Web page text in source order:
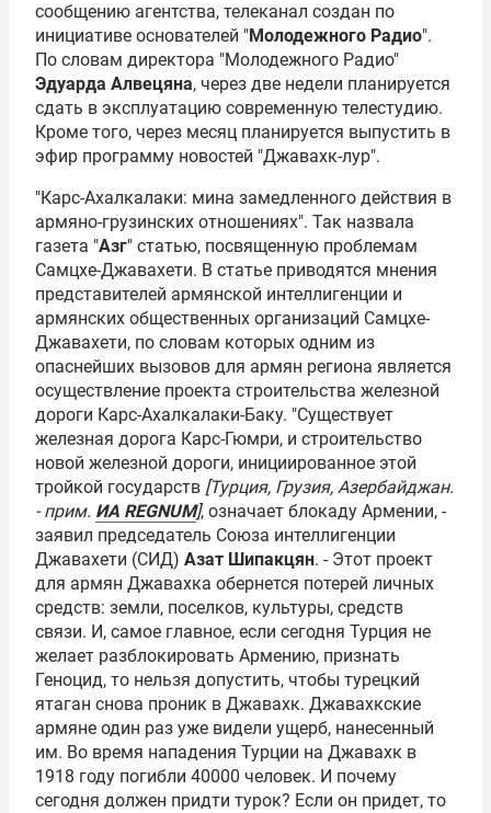
сообщению агентства, телеканал создан по
инициативе основателей "Молодежного Радио".
По словам директора "Молодежного Радио"
Эдуарда Алвецяна, через две недели планируется
сдать в эксплуатацию современную телестудию.
Кроме того, через месяц планируется выпустить в
эфир программу новостей "Джавахк-лур".
"Карс-Ахалкалаки: мина замедленного действия в
армяно-грузинских отношениях". Так назвала
газета "Азг" статью, посвященную проблемам
Самцхе-Джавахети. В статье приводятся мнения
представителей армянской интеллигенции и
армянских общественных организаций Самцхе-
Джавахети, по словам которых одним из
опаснейших вызовов для армян региона является
осуществление проекта строительства железной
дороги Карс-Ахалкалаки-Баку. "Существует
железная дорога Карс-Гюмри, и строительство
новой железной дороги, инициированное этой
тройкой государств [Турция, Грузия, Азербайджан.
- прим. ИА REGNUM], означает блокаду Армении, -
заявил председатель Союза интеллигенции
Джавахети (СИД) Азат Шипакцян. - Этот проект
для армян Джавахка обернется потерей личных
средств: земли, поселков, культуры, средств
связи. И, самое главное, если сегодня Турция не
желает разблокировать Армению, признать
Геноцид, то нельзя допустить, чтобы турецкий
ятаган снова проник в Джавахк. Джавахкские
армяне один раз уже видели ущерб, нанесенный
им. Во время нападения Турции на Джавахк в
1918 году погибли 40000 человек. И почему
сегодня должен придти турок? Если он придет, то